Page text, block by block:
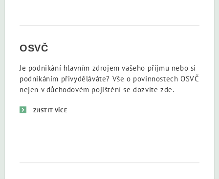
OSVČ
Je podnikání hlavním zdrojem vašeho příjmu nebo si
podnikáním přivyděláváte? Vše o povinnostech OSVČ
nejen v důchodovém pojištění se dozvíte zde.
ZJISTIT VÍCE